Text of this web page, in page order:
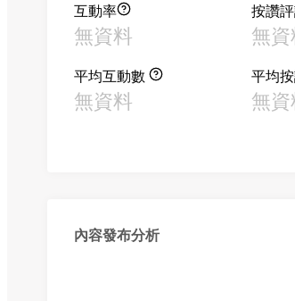
互動率
無資料
按讚
無
平均互動數
無資料
平均
無
內容發布分析